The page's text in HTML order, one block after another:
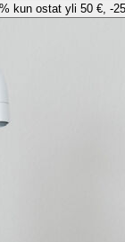
kun ostat yli 50 €, -